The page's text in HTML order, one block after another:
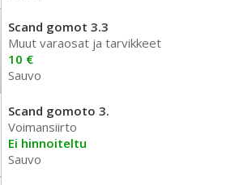
Scand gomot 3.3
Muut varaosat ja tarvikkeet
10 €
Sauvo
Scand gomoto 3.
Voimansiirto
Ei hinnoiteltu
Sauvo